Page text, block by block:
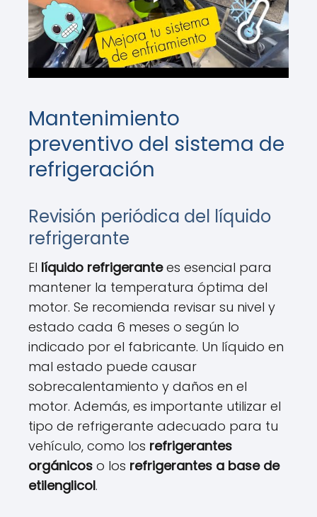
Mantenimiento
preventivo del sistema de
refrigeración
Revisión periódica del líquido
refrigerante
El líquido refrigerantees esencial para
mantener la temperatura óptima del
motor. Se recomienda revisar su nivel y
estado cada 6 meses o según lo
indicado por el fabricante. Un líquido en
mal estado puede causar
sobrecalentamiento y daños en el
motor. Además, es importante utilizar el
tipo de refrigerante adecuado para tu
vehículo, como los refrigerantes
orgánicos o los refrigerantes a base de
etilenglicol.